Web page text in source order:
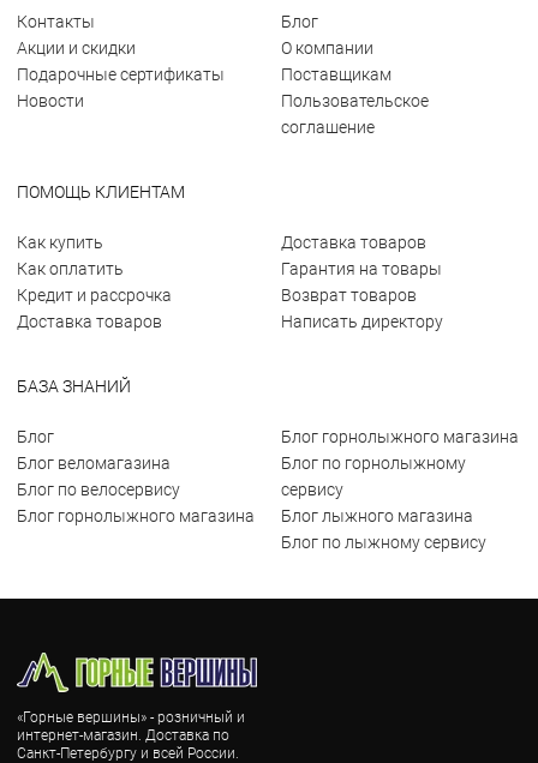
Контакты
Акции и скидки
Подарочные сертификаты
Новости
Блог
О компании
Поставщикам
Пользовательское
соглашение
ПОМОЩЬ КЛИЕНТАМ
Как купить
Как оплатить
Кредит и рассрочка
Доставка товаров
Доставка товаров
Гарантия на товары
Возврат товаров
Написать директору
БАЗА ЗНАНИЙ
Блог
Блог веломагазина
Блог по велосервису
Блог горнолыжного магазина
Блог горнолыжного магазина
Блог по горнолыжному
сервису
Блог лыжного магазина
Блог по лыжному сервису
«Горные вершины» - розничный и
интернет-магазин. Доставка по
Санкт-Петербургу и всей России.